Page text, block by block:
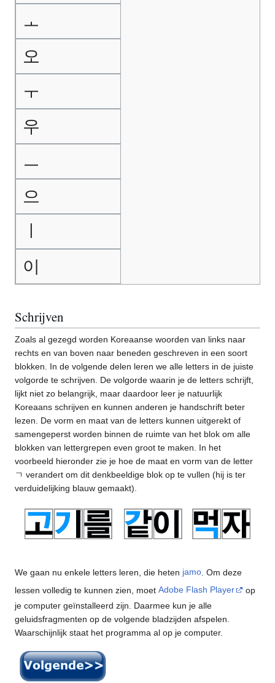
ㅗ
오
ㅜ
우
ㅡ
으
이
Schrijven
Zoals al gezegd worden Koreaanse woorden van links naar
rechts en van boven naar beneden geschreven in een soort
blokken. In de volgende delen leren we alle letters in de juiste
volgorde te schrijven. De volgorde waarin je de letters schrijft,
lijkt niet zo belangrijk, maar daardoor leer je natuurlijk
Koreaans schrijven en kunnen anderen je handschrift beter
lezen. De vorm en maat van de letters kunnen uitgerekt of
samengeperst worden binnen de ruimte van het blok om alle
blokken van lettergrepen even groot te maken. In het
voorbeeld hieronder zie je hoe de maat en vorm van de letter
ㄱ verandert om dit denkbeeldige blok op te vullen (hij is ter
verduidelijking blauw gemaakt).
We gaan nu enkele letters leren, die heten jamo . Om deze
lessen volledig te kunnen zien, moet Adobe Flash Player
op
je computer geïnstalleerd zijn. Daarmee kun je alle
geluidsfragmenten op de volgende bladzijden afspelen.
Waarschijnlijk staat het programma al op je computer.